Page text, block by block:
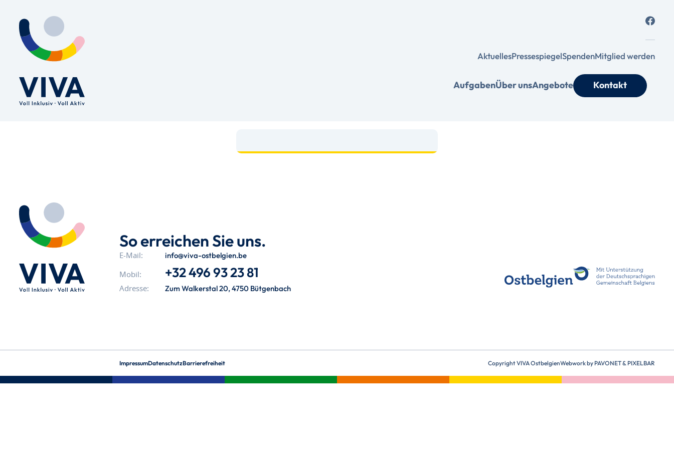
AktuellesPressespiegelSpendenMitglied werden
AufgabenÜber unsAngebote Kontakt
So erreichen Sie uns.
E-Mail: info@viva-ostbelgien.be
Mobil: +32 496 93 23 81
Adresse: Zum Walkerstal 20, 4750 Bütgenbach
ImpressumDatenschutzBarrierefreiheit Copyright VIVA OstbelgienWebwork by PAVONET& PIXELBAR